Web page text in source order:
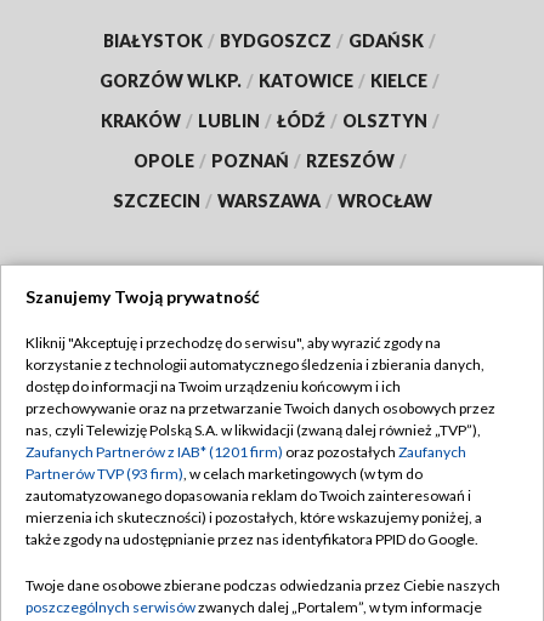
BIAŁYSTOK / BYDGOSZCZ / GDAŃSK /
GORZÓW WLKP. / KATOWICE / KIELCE /
KRAKÓW / LUBLIN / ŁÓDŹ / OLSZTYN /
OPOLE / POZNAŃ / RZESZÓW /
SZCZECIN / WARSZAWA / WROCŁAW
TVP
Abonament TVP
Emisja w TVP
Centrum informacji TVP
Naziemna Telewizja Cyfrowa
Rada Programowa
Regulamin TVP
Polityka prywatności
Moje zgody
Pomoc
Kontakt
Szanujemy Twoją prywatność
Kliknij "Akceptuję i przechodzę do serwisu", aby wyrazić zgody na
korzystanie z technologii automatycznego śledzenia i zbierania danych,
dostęp do informacji na Twoim urządzeniu końcowym i ich
przechowywanie oraz na przetwarzanie Twoich danych osobowych przez
nas, czyli Telewizję Polską S.A. w likwidacji (zwaną dalej również „TVP”),
Zaufanych Partnerów z IAB* (1201 firm) oraz pozostałych Zaufanych
Partnerów TVP (93 firm), w celach marketingowych (w tym do
zautomatyzowanego dopasowania reklam do Twoich zainteresowań i
mierzenia ich skuteczności) i pozostałych, które wskazujemy poniżej, a
także zgody na udostępnianie przez nas identyfikatora PPID do Google.
Twoje dane osobowe zbierane podczas odwiedzania przez Ciebie naszych
poszczególnych serwisówzwanych dalej „Portalem”, w tym informacje